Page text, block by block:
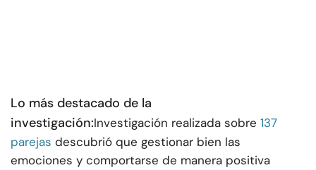
Lo más destacado de la
investigación:Investigación realizada sobre 137
parejas descubrió que gestionar bien las
emociones y comportarse de manera positiva